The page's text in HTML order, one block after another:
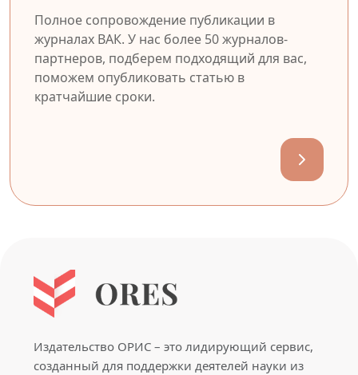
Полное сопровождение публикации в
журналах ВАК. У нас более 50 журналов-
партнеров, подберем подходящий для вас,
поможем опубликовать статью в
кратчайшие сроки.
Издательство ОРИС – это лидирующий сервис,
созданный для поддержки деятелей науки из